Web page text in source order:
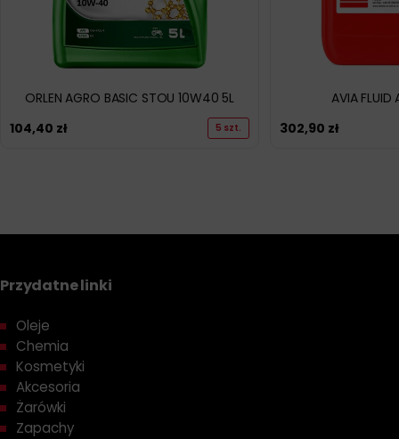
ORLEN AGRO BASIC STOU 10W40 5L
104,40 zł 5 szt.
AVIA FLUID
302,90 zł
Przydatne linki
Oleje
Chemia
Kosmetyki
Akcesoria
Żarówki
Zapachy